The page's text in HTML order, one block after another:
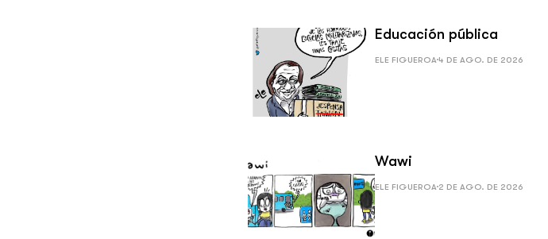
Educación pública
ELE FIGUEROA 4 DE AGO. DE 2026
Wawi
ELE FIGUEROA 2 DE AGO. DE 2026